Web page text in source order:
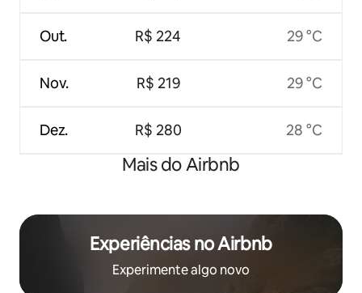
Out.
Nov.
Dez.
R$ 224
R$ 219
R$ 280
29 °C
29 °C
28 °C
Mais do Airbnb
Experiências no Airbnb
Experimente algo novo